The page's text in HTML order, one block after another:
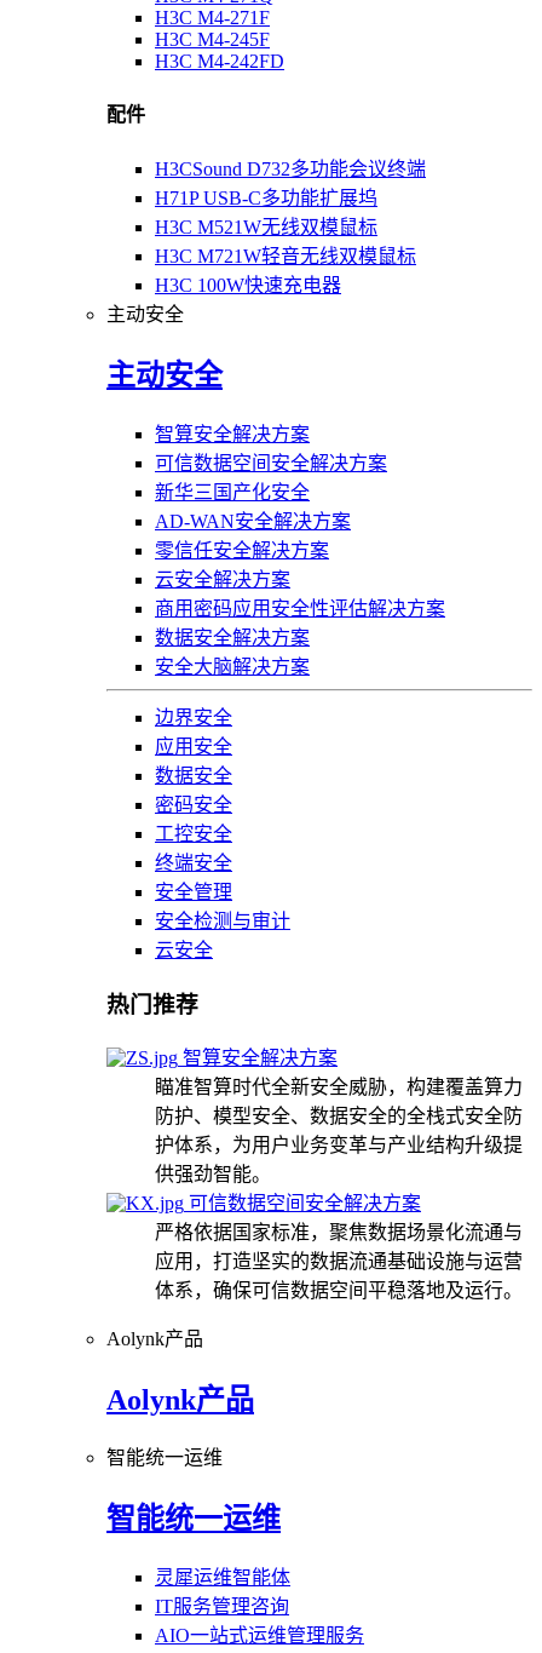
H3C M4-271F
H3C M4-245F
H3C M4-242FD
配件
H3CSound D732多功能会议终端
H71P USB-C多功能扩展坞
H3C M521W无线双模鼠标
H3C M721W轻音无线双模鼠标
H3C 100W快速充电器
主动安全
主动安全
智算安全解决方案
可信数据空间安全解决方案
新华三国产化安全
AD-WAN安全解决方案
零信任安全解决方案
云安全解决方案
商用密码应用安全性评估解决方案
数据安全解决方案
安全大脑解决方案
边界安全
应用安全
数据安全
密码安全
工控安全
终端安全
安全管理
安全检测与审计
云安全
热门推荐
智算安全解决方案
瞄准智算时代全新安全威胁，构建覆盖算力
防护、模型安全、数据安全的全栈式安全防
护体系，为用户业务变革与产业结构升级提
供强劲智能。
可信数据空间安全解决方案
严格依据国家标准，聚焦数据场景化流通与
应用，打造坚实的数据流通基础设施与运营
体系，确保可信数据空间平稳落地及运行。
Aolynk产品
Aolynk产品
智能统一运维
智能统一运维
灵犀运维智能体
IT服务管理咨询
AIO一站式运维管理服务